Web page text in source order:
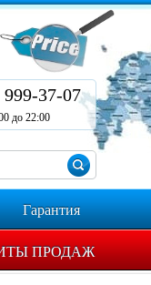
37-07
до 22:00
Гарантия
ПРОДАЖ